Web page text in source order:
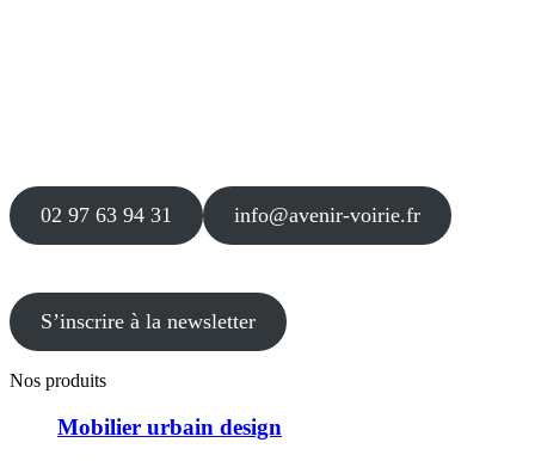
02 97 63 94 31 info@avenir-voirie.fr
S’inscrire à la newsletter
Nos produits
Mobilier urbain design